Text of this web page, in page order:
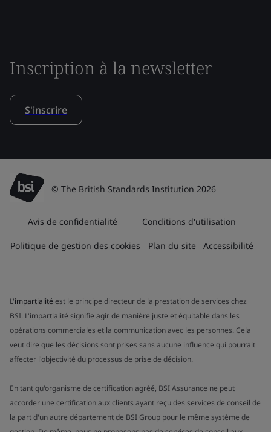
Inscription à la newsletter
S'inscrire
© The British Standards Institution 2026
Avis de confidentialité Conditions d'utilisation
Politique de gestion des cookies Plan du site Accessibilité
L'impartialité est le principe directeur de la prestation de services chez
BSI. L'impartialité signifie agir de manière juste et équitable dans les
opérations commerciales et la communication avec les personnes. Cela
veut dire que les décisions sont prises sans aucune influence qui pourrait
affecter l'objectivité du processus de prise de décision.
En tant qu'organisme de certification agréé, BSI Assurance ne peut
accorder une certification aux clients ayant reçu des services de conseil de
la part d'un autre département de BSI Group pour le même système de